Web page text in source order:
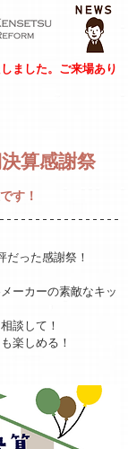
ました。ご来場あり
算感謝祭
す！
だった感謝祭！
ーカーの素敵なキッ
談して！
楽しめる！